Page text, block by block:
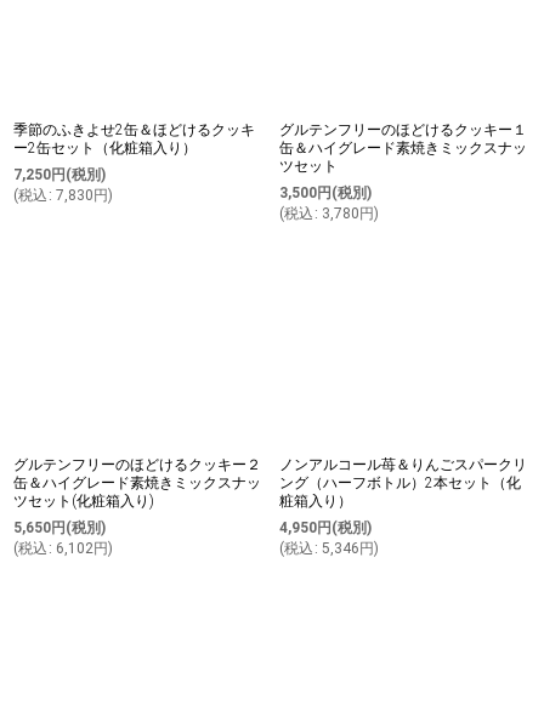
季節のふきよせ2缶＆ほどけるクッキ
ー2缶セット（化粧箱入り）
7,250円 (税別)
(税込 : 7,830 円)
グルテンフリーのほどけるクッキー１
缶＆ハイグレード素焼きミックスナッ
ツセット
3,500円 (税別)
(税込 : 3,780 円)
グルテンフリーのほどけるクッキー２
缶＆ハイグレード素焼きミックスナッ
ツセット(化粧箱入り)
5,650円 (税別)
(税込 : 6,102円)
ノンアルコール苺＆りんごスパークリ
ング（ハーフボトル）2本セット（化
粧箱入り）
4,950円 (税別)
(税込 : 5,346 円)